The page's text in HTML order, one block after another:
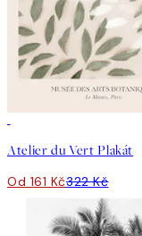
Atelier du Vert Plakát
Od 161 Kč322 Kč